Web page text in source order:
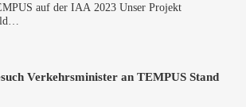
auf der IAA 2023 Unser Pro­jekt
Ver­kehrs­mi­nis­ter an TEMPUS Stand